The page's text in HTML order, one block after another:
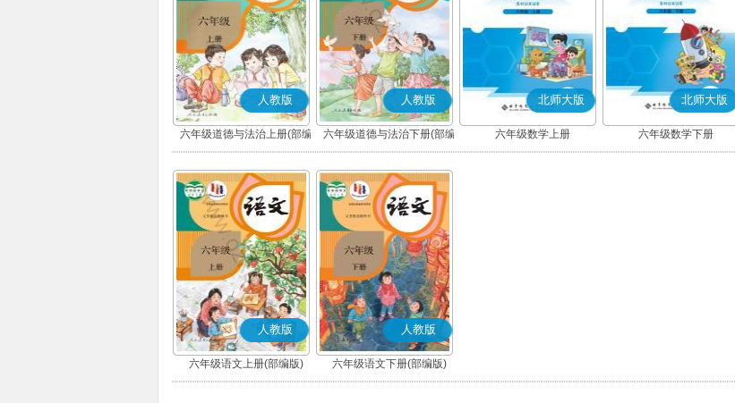
人教版
六年级道德与法治上册(部编
版)
人教版
六年级道德与法治下册(部编
版)
北师大版
六年级数学上册
北师大版
六年级数学下册
人教版
六年级语文上册(部编版)
人教版
六年级语文下册(部编版)